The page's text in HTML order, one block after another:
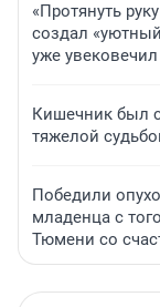
«Протянуть
создал
уже
Кишечник был
тяжелой
Победили
младенца с
Тюмени со